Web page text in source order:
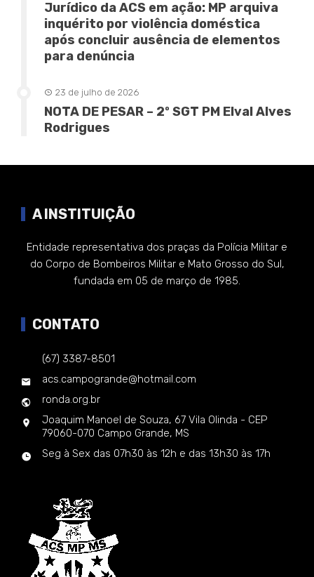
Jurídico da ACS em ação: MP arquiva
inquérito por violência doméstica
após concluir ausência de elementos
para denúncia
23 de julho de 2026
NOTA DE PESAR – 2º SGT PM Elval Alves
Rodrigues
A INSTITUIÇÃO
Entidade representativa dos praças da Polícia Militar e
do Corpo de Bombeiros Militar e Mato Grosso do Sul,
fundada em 05 de março de 1985.
CONTATO
(67) 3387-8501
acs.campogrande@hotmail.com
ronda.org.br
Joaquim Manoel de Souza, 67 Vila Olinda - CEP
79060-070 Campo Grande, MS
Seg à Sex das 07h30 às 12h e das 13h30 às 17h